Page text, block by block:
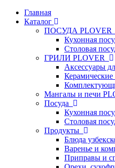
Главная
Каталог
ПОСУДА PLOVER
Кухонная
Столовая
ГРИЛИ PLOVER
Аксессуары
Мангалы и печи
Посуда
Кухонная
Столовая
Продукты
Блюда
Варенье и
Приправы и